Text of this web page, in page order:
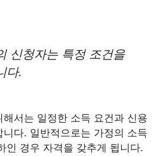
신청자는 특정 조건을
다.
서는 일정한 소득 요건과 신용
다. 일반적으로는 가정의 소득
인 경우 자격을 갖추게 됩니다.